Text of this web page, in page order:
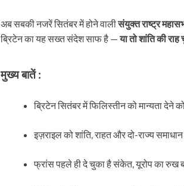
अब सबकी नजरें सितंबर में होने वालीसंयुक्त राष्ट्र
ब्रिटेन का यह सख्त संदेश साफ है —या तो शांति की
मुख्य बातें :
ब्रिटेन सितंबर में फिलिस्तीन को मान्यता देने
इज़राइल को शांति, राहत और दो-राज्य समाधान
फ्रांस पहले ही दे चुका है संकेत, यूरोप का रुख